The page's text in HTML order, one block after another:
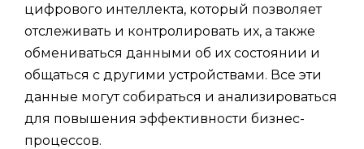
цифрового интеллекта, который позволяет
отслеживать и контролировать их, а также
обмениваться данными об их состоянии и
общаться с другими устройствами. Все эти
данные могут собираться и анализироваться
для повышения эффективности бизнес-
процессов.